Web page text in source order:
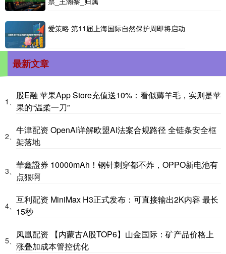
爱策略 第11届上海国际自然保护周即将启动
最新文章
1、
股E融 苹果App Store充值送10%：看似薅羊毛，实则是苹
果的“温柔一刀”
2、
牛津配资 OpenAI详解欧盟AI法案合规路径 全链条安全框
架落地
3、
華鑫證券 10000mAh！钢针刺穿都不炸，OPPO新电池有
点狠啊
4、
互利配资 MiniMax H3正式发布：可直接输出2K内容 最长
15秒
5、
凤凰配资 【内蒙古A股TOP6】山金国际：矿产品价格上
涨叠加成本管控优化